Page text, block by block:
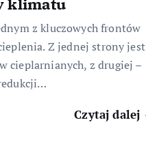
z kluczowych frontów
Z jednej strony jest
cieplarnianych, z drugiej –
Czytaj dalej